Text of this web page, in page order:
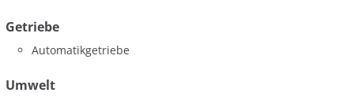
Getriebe
Automatikgetriebe
Umwelt